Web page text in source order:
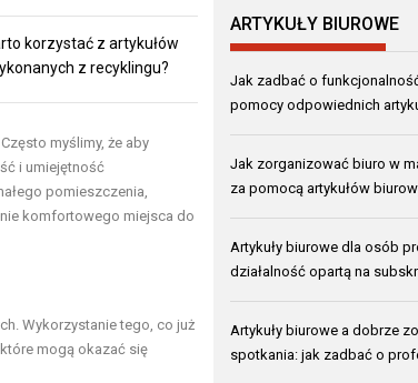
korzystać z artykułów
z recyklingu?
myślimy, że aby
i umiejętność
pomieszczenia,
komfortowego miejsca do
Wykorzystanie tego, co już
mogą okazać się
ARTYKUŁY BIUROWE
Jak zadbać o
pomocy odpowiednich
Jak zorganizować biuro w
za pomocą artykułów
Artykuły biurowe dla osób
działalność opartą na
Artykuły biurowe a dobrze
spotkania: jak zadbać o